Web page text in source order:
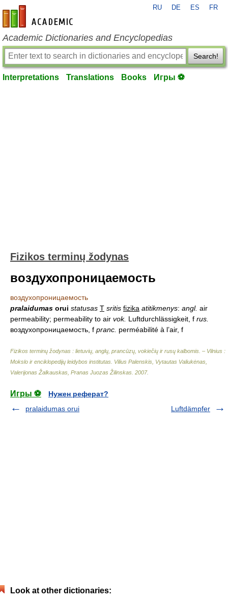
en-academic.com
RU DE ES FR
Academic Dictionaries and Encyclopedias
Search!
Interpretations Translations Books Игры ⚽
Fizikos terminų žodynas
воздухопроницаемость
воздухопроницаемость
pralaidumas orui statusas T sritis fizika atitikmenys: angl. air
permeability; permeability to air vok. Luftdurchlässigkeit, f rus.
воздухопроницаемость, f pranc. perméabilité à l’air, f
Fizikos terminų žodynas : lietuvių, anglų, prancūzų, vokiečių ir rusų kalbomis. – Vilnius :
Mokslo ir enciklopedijų leidybos institutas Vilius Palenskis, Vytautas Valiukėnas,
Valerijonas Žalkauskas, Pranas Juozas Žilinskas 2007.
Игры ⚽
Нужен реферат?
pralaidumas orui
Luftdämpfer
Look at other dictionaries: